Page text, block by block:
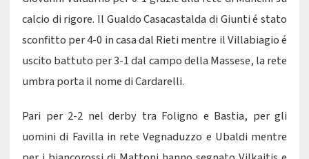
calcio di rigore. Il Gualdo Casacastalda di Giunti é stato
sconfitto per 4-0 in casa dal Rieti mentre il Villabiagio é
uscito battuto per 3-1 dal campo della Massese, la rete
umbra porta il nome di Cardarelli.
Pari per 2-2 nel derby tra Foligno e Bastia, per gli
uomini di Favilla in rete Vegnaduzzo e Ubaldi mentre